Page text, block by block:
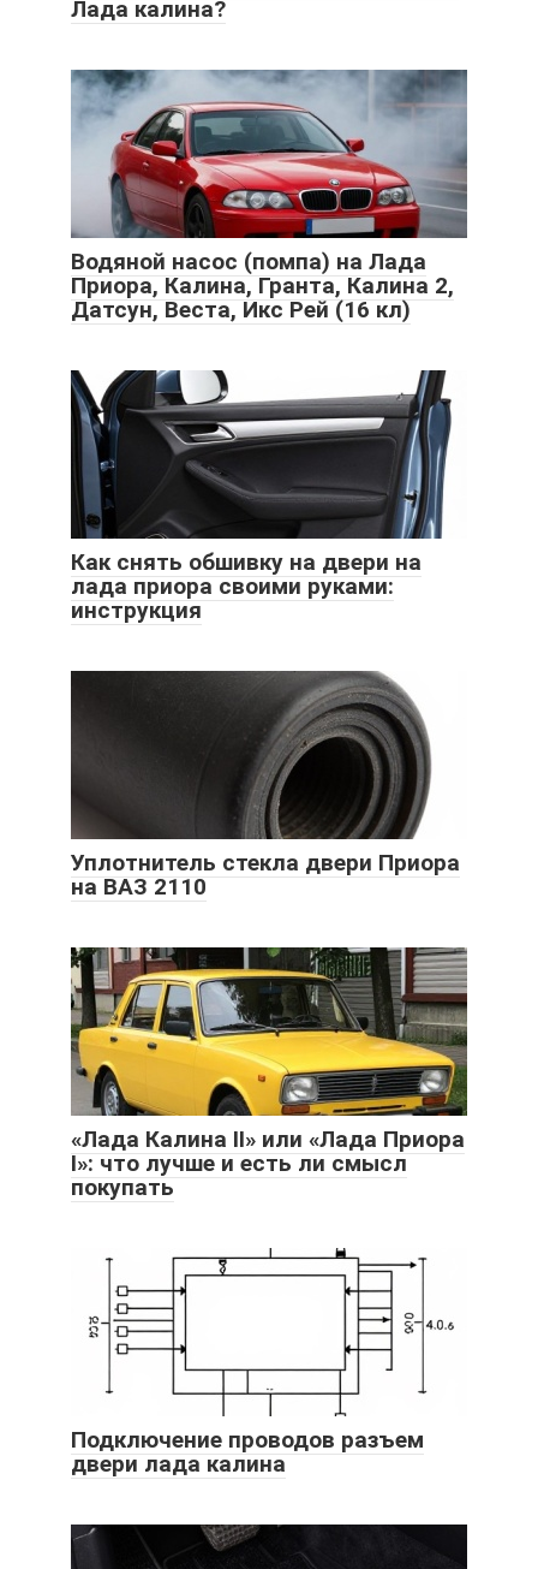
Лада калина?
Водяной насос (помпа) на Лада
Приора, Калина, Гранта, Калина 2,
Датсун, Веста, Икс Рей (16 кл)
Как снять обшивку на двери на
лада приора своими руками:
инструкция
Уплотнитель стекла двери Приора
на ВАЗ 2110
«Лада Калина II» или «Лада Приора
I»: что лучше и есть ли смысл
покупать
Подключение проводов разъем
двери лада калина